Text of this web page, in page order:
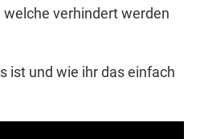
verhindert werden
ist und wie ihr das einfach